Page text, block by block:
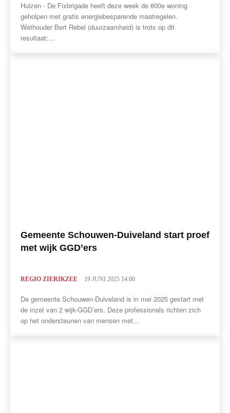
Huizen - De Fixbrigade heeft deze week de 600e woning
geholpen met gratis energiebesparende maatregelen.
Wethouder Bert Rebel (duurzaamheid) is trots op dit
resultaat:...
Gemeente Schouwen-Duiveland start proef
met wijk GGD’ers
REGIO ZIERIKZEE 19 JUNI 2025 14:00
De gemeente Schouwen-Duiveland is in mei 2025 gestart met
de inzet van 2 wijk-GGD’ers. Deze professionals richten zich
op het ondersteunen van mensen met...